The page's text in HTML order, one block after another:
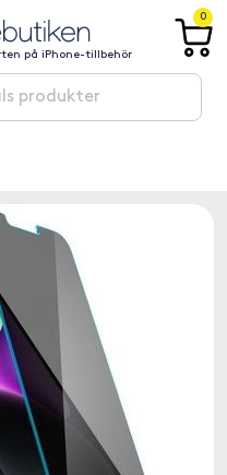
på iPhone-tillbehör
0